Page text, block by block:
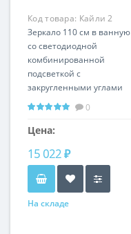
Код товара: Кайли 2
LP2601
Зеркало 110 см в ванную
со светодиодной
комбинированной
подсветкой с
закругленными углами
Кайли 2
Вертикальная и
горизонтальная
0
Цена:
15 022 ₽
На складе